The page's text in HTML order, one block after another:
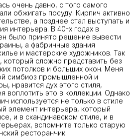
очень давно, с того самого
обжигать посуду. Кирпич активно
а позднее стал выступать и
интерьера. В 40-х годах в
было принято решение вывести
а фабричные здания
и мастерские художников. Так
который сложно представить без
потолков и больших окон. Меня
симбиоз промышленной и
нравится дух этого стиля,
воплотить это в коллекции. Однако
используется не только в стиле
элемент интерьера, который
и в скандинавском стиле, и в
вспомните только старую
ресторанчик.